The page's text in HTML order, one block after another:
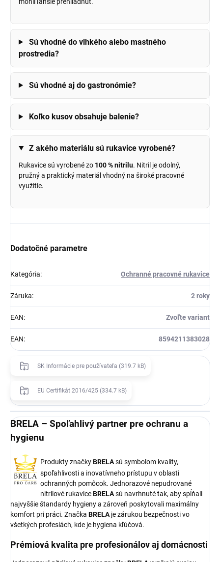
Sú vhodné do vlhkého alebo mastného
prostredia?
Sú vhodné aj do gastronómie?
Koľko kusov obsahuje balenie?
Z akého materiálu sú rukavice vyrobené?
Rukavice sú vyrobené zo 100 % nitrilu. Nitril je odolný,
pružný a praktický materiál vhodný na široké pracovné
využitie.
Dodatočné parametre
Kategória: Ochranné pracovné rukavice
Záruka: 2 roky
EAN: Zvoľte variant
EAN: 8594211383028
SK Informácie pre používateľa (319.7 kB)
EU Certifikát 2016/425 (334.7 kB)
BRELA – Spoľahlivý partner pre ochranu a
hygienu
Produkty značkyBRELAsú symbolom kvality,
spoľahlivosti a inovatívneho prístupu v oblasti
ochranných pomôcok. Jednorazové nepudrované
nitrilové rukaviceBRELAsú navrhnuté tak, aby spĺňali
najvyššie štandardy hygieny a zároveň poskytovali maximálny
komfort pri práci. Značka BRELA je zárukou bezpečnosti vo
všetkých profesiách, kde je hygiena kľúčová.
Prémiová kvalita pre profesionálov aj domácnosti